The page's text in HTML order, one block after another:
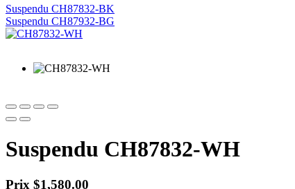
Navigation
de
l'article
Suspendu CH87832-BK
Suspendu CH87932-BG
Suspendu CH87832-WH
Prix $1,580.00